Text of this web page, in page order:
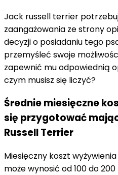
Jack russell terrier
zaangażowania ze strony
decyzji o posiadaniu tego
przemyśleć swoje
zapewnić mu odpowiednią
czym musisz się liczyć?
Średnie miesięczne
się przygotować
Russell Terrier
Miesięczny koszt
może wynosić od 100 do